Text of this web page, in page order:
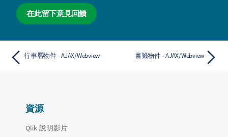
在此留下意見回饋
行事曆物件 - AJAX/Webview 書籤物件 - AJAX/Webview
資源
Qlik 說明影片